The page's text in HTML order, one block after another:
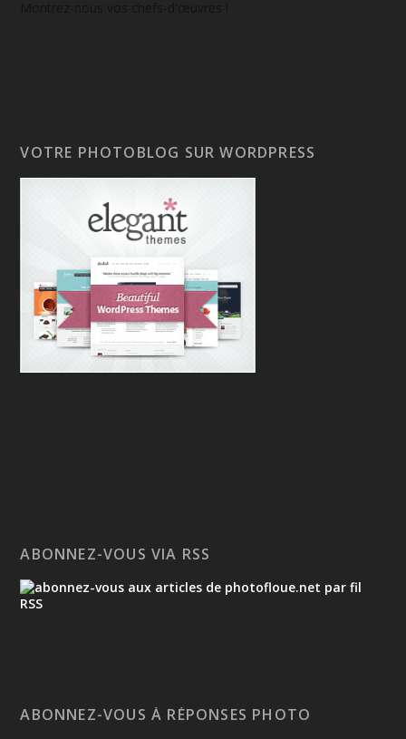
VOTRE PHOTOBLOG SUR WORDPRESS
ABONNEZ-VOUS VIA RSS
ABONNEZ-VOUS À RÉPONSES PHOTO